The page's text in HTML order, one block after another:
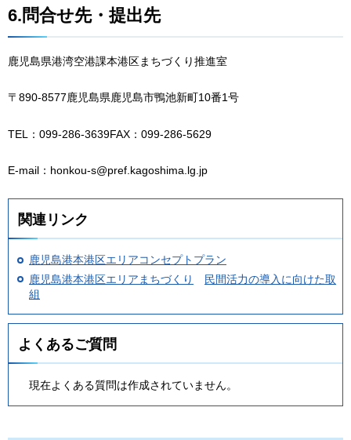
6.問合せ先・提出先
鹿児島県港湾空港課本港区まちづくり推進室
〒890-8577鹿児島県鹿児島市鴨池新町10番1号
TEL：099-286-3639FAX：099-286-5629
E-mail：honkou-s@pref.kagoshima.lg.jp
関連リンク
鹿児島港本港区エリアコンセプトプラン
鹿児島港本港区エリアまちづくり
民間活力の導入に向けた取
組
よくあるご質問
現在よくある質問は作成されていません。